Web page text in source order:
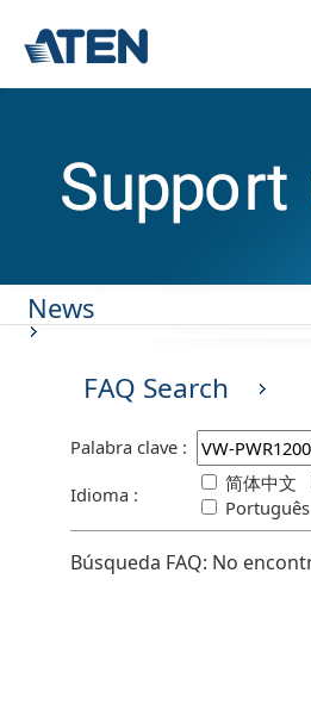
News
FAQ Search
Palabra clave :
Idioma :
简体中文
Português